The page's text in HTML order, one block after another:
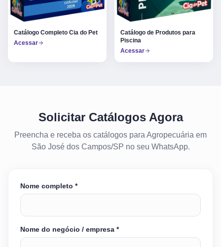
Catálogo Completo Cia do Pet
Acessar
Catálogo de Produtos para
Piscina
Acessar
Solicitar Catálogos Agora
Preencha e receba os catálogos para Agropecuária em
São José dos Campos/SP no seu WhatsApp.
Nome completo *
Nome do negócio / empresa *